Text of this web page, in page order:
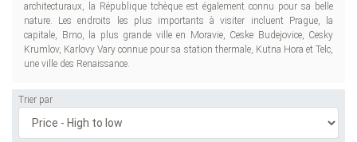
architecturaux, la République tchèque est également connu pour sa belle
nature. Les endroits les plus importants à visiter incluent Prague, la
capitale, Brno, la plus grande ville en Moravie, Ceske Budejovice, Cesky
Krumlov, Karlovy Vary connue pour sa station thermale, Kutna Hora et Telc,
une ville des Renaissance.
Trier par